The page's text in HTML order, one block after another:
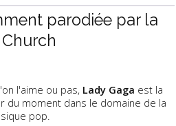
parodiée par la
l'aime ou pas, Lady Gaga est la
du moment dans le domaine de la
pop.